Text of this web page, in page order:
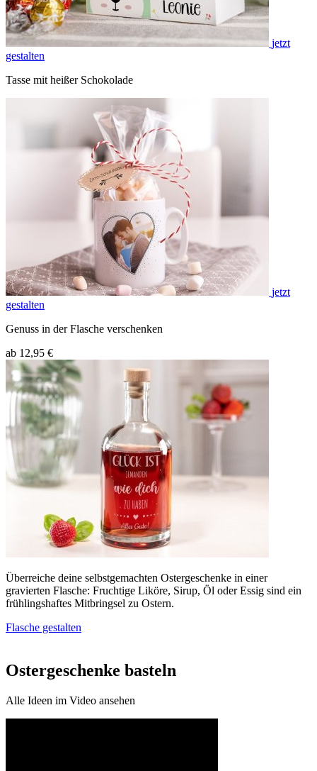
jetzt
gestalten
Tasse mit heißer Schokolade
jetzt
gestalten
Genuss in der Flasche verschenken
ab 12,95 €
Überreiche deine selbstgemachten Ostergeschenke in einer
gravierten Flasche: Fruchtige Liköre, Sirup, Öl oder Essig sind ein
frühlingshaftes Mitbringsel zu Ostern.
Flasche gestalten
Ostergeschenke basteln
Alle Ideen im Video ansehen